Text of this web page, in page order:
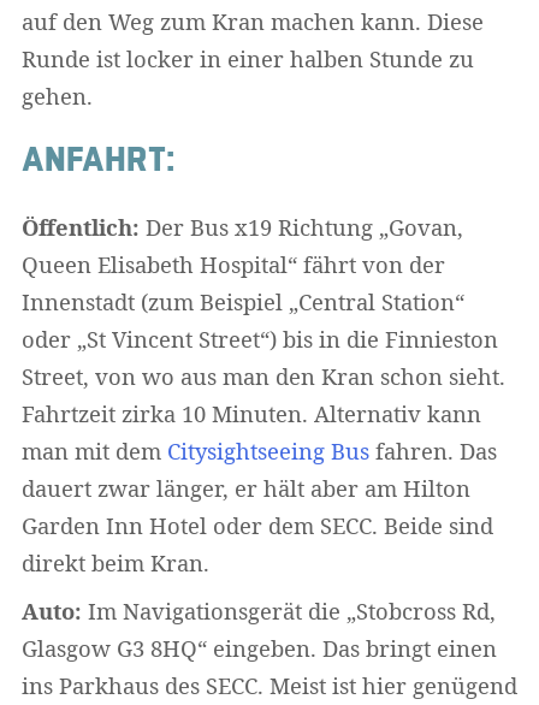
auf den Weg zum Kran machen kann. Diese
Runde ist locker in einer halben Stunde zu
gehen.
ANFAHRT:
Öffentlich: Der Bus x19 Richtung „Govan,
Queen Elisabeth Hospital“ fährt von der
Innenstadt (zum Beispiel „Central Station“
oder „St Vincent Street“) bis in die Finnieston
Street, von wo aus man den Kran schon sieht.
Fahrtzeit zirka 10 Minuten. Alternativ kann
man mit dem Citysightseeing Bus fahren. Das
dauert zwar länger, er hält aber am Hilton
Garden Inn Hotel oder dem SECC. Beide sind
direkt beim Kran.
Auto: Im Navigationsgerät die „Stobcross Rd,
Glasgow G3 8HQ“ eingeben. Das bringt einen
ins Parkhaus des SECC. Meist ist hier genügend